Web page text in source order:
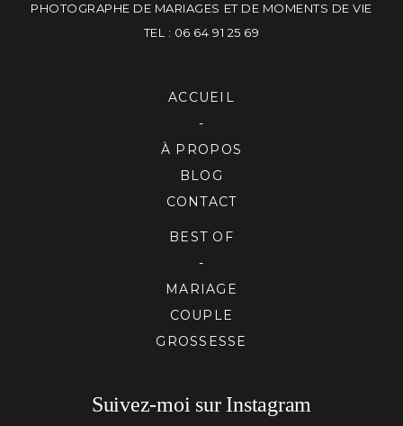
PHOTOGRAPHE DE MARIAGES ET DE MOMENTS DE VIE
TEL : 06 64 91 25 69
ACCUEIL
-
À PROPOS
BLOG
CONTACT
BEST OF
-
MARIAGE
COUPLE
GROSSESSE
Suivez-moi sur Instagram